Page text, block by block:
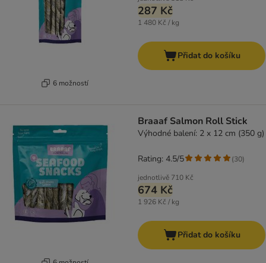
6 možností
287 Kč
1 480 Kč / kg
Přidat do košíku
Braaaf Salmon Roll Stick
Výhodné balení: 2 x 12 cm (350 g)
jednotlivě 710 Kč
674 Kč
1 926 Kč / kg
Rating: 4.5/5 (30)
Přidat do košíku